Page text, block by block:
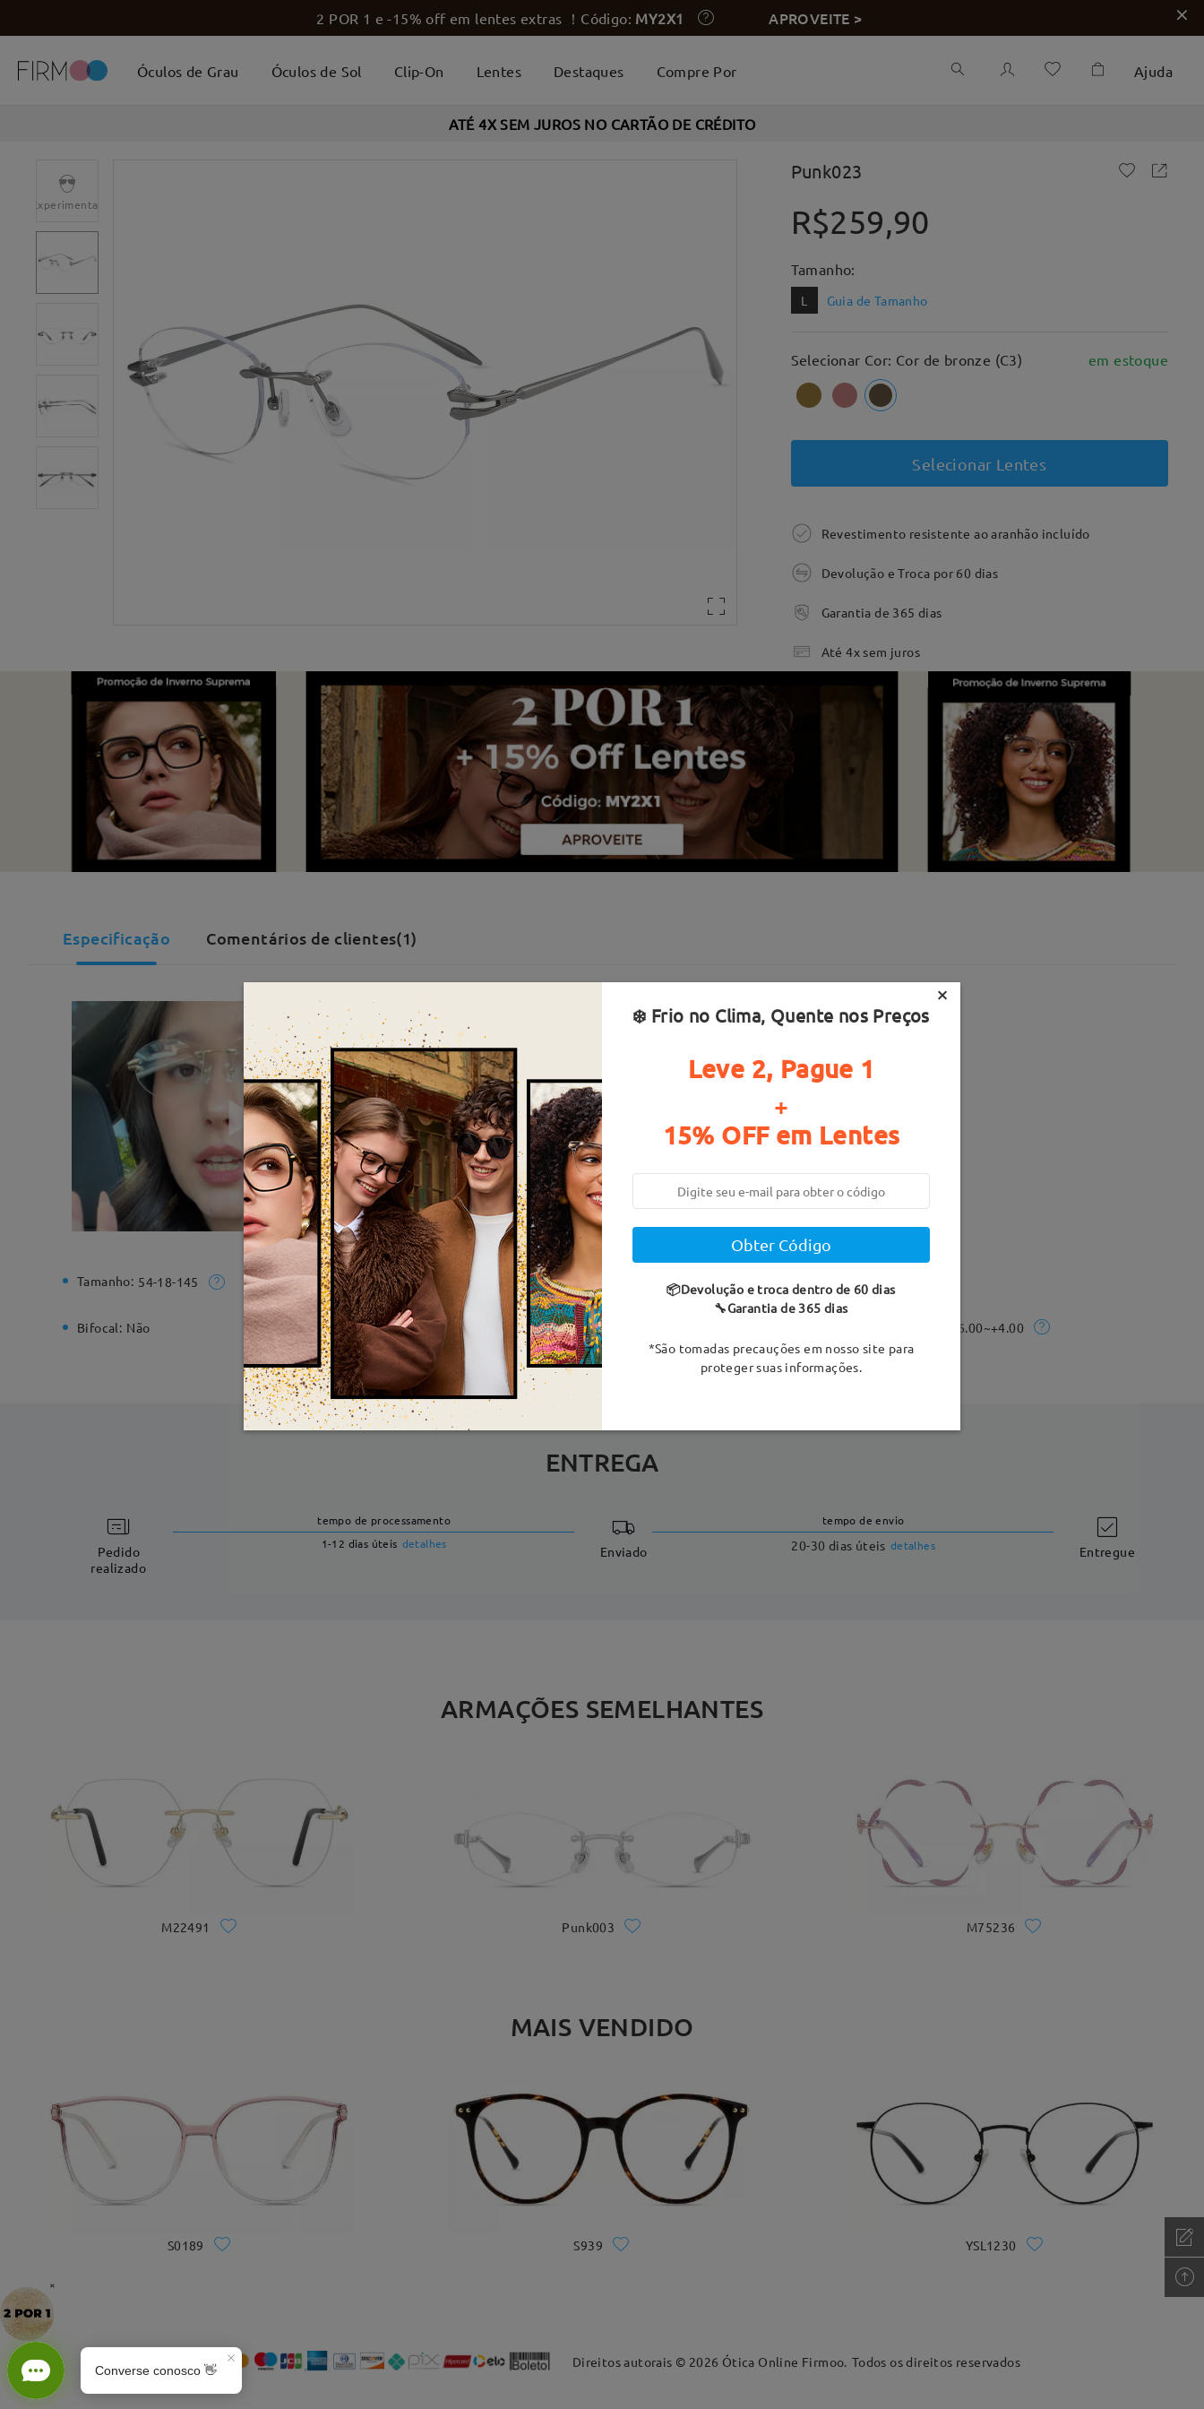
2 POR 1 e -15% off em lentes extras ！Código: MY2X1 APROVEITE >
Óculos de Grau Óculos de Sol Clip-On Lentes Destaques Compre Por Ajuda
ATÉ 4X SEM JUROS NO CARTÃO DE CRÉDITO
×
Experimentar
Punk023
R$259,90
Tamanho:
L Guia de Tamanho
Selecionar Cor: Cor de bronze (C3) em estoque
Selecionar Lentes
Revestimento resistente ao aranhão incluído
Devolução e Troca por 60 dias
Garantia de 365 dias
Até 4x sem juros
Especificação Comentários de clientes(1)
Tamanho: 54-18-145 Largura Total: 138 mm Grande) Tamanho Diagonal da Lente: 55 mm
Bifocal: Não Mola Articulada: Não -6.00~+4.00
ENTREGA
Pedido
realizado
tempo de processamento
1-12 dias úteis detalhes Enviado
tempo de envio
20-30 dias úteis detalhes Entregue
ARMAÇÕES SEMELHANTES
M22491 Punk003 M75236
MAIS VENDIDO
S0189 S939 YSL1230
Direitos autorais © 2026 Ótica Online Firmoo. Todos os direitos reservados
×
❄️ Frio no Clima, Quente nos Preços
Leve 2, Pague 1
+
15% OFF em Lentes
Obter Código
📦Devolução e troca dentro de 60 dias
🔧Garantia de 365 dias
*São tomadas precauções em nosso site para
proteger suas informações.